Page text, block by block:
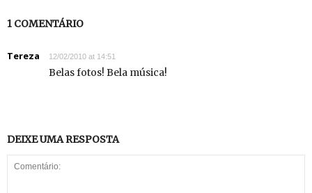
1 COMENTÁRIO
Tereza 12/02/2010 at 14:51
Belas fotos! Bela música!
DEIXE UMA RESPOSTA